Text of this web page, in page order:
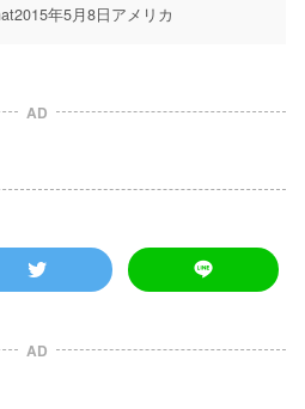
年5月8日アメリカ
AD
AD